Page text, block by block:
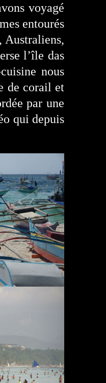
voyagé
entourés
Australiens,
l’île das
nous
de corail et
par une
qui depuis